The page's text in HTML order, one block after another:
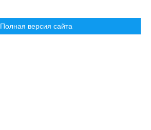
Полная версия сайта